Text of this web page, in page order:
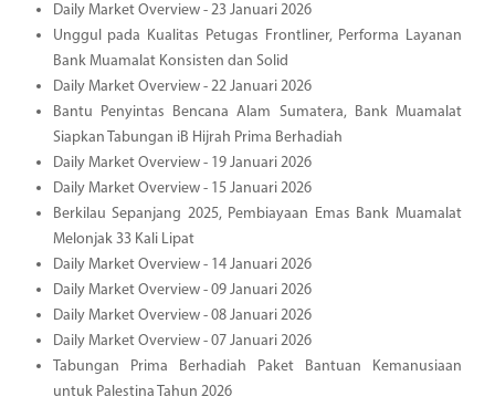
Daily Market Overview - 23 Januari 2026
Unggul pada Kualitas Petugas Frontliner, Performa Layanan
Bank Muamalat Konsisten dan Solid
Daily Market Overview - 22 Januari 2026
Bantu Penyintas Bencana Alam Sumatera, Bank Muamalat
Siapkan Tabungan iB Hijrah Prima Berhadiah
Daily Market Overview - 19 Januari 2026
Daily Market Overview - 15 Januari 2026
Berkilau Sepanjang 2025, Pembiayaan Emas Bank Muamalat
Melonjak 33 Kali Lipat
Daily Market Overview - 14 Januari 2026
Daily Market Overview - 09 Januari 2026
Daily Market Overview - 08 Januari 2026
Daily Market Overview - 07 Januari 2026
Tabungan Prima Berhadiah Paket Bantuan Kemanusiaan
untuk Palestina Tahun 2026